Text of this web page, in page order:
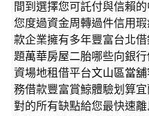
間到選擇您可託付與信賴
您度過資金周轉過件信用
款企業擁有多年豐富台北
題萬華房屋二胎哪些向銀
資場地租借平台文山區當舖
務借款豐富賞鯨體驗划算
對的所有缺點給您最快速